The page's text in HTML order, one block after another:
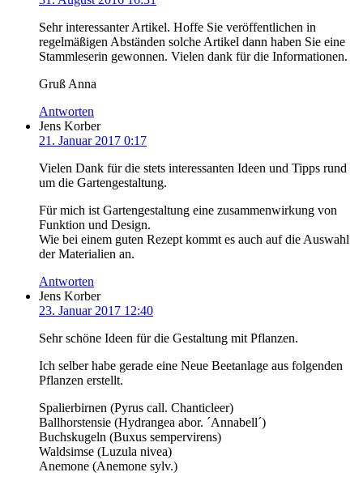
Sehr interessanter Artikel. Hoffe Sie veröffentlichen in
regelmäßigen Abständen solche Artikel dann haben Sie eine
Stammleserin gewonnen. Vielen dank für die Informationen.
Gruß Anna
Antworten
Jens Korber
21. Januar 2017 0:17
Vielen Dank für die stets interessanten Ideen und Tipps rund
um die Gartengestaltung.
Für mich ist Gartengestaltung eine zusammenwirkung von
Funktion und Design.
Wie bei einem guten Rezept kommt es auch auf die Auswahl
der Materialien an.
Antworten
Jens Korber
23. Januar 2017 12:40
Sehr schöne Ideen für die Gestaltung mit Pflanzen.
Ich selber habe gerade eine Neue Beetanlage aus folgenden
Pflanzen erstellt.
Spalierbirnen (Pyrus call. Chanticleer)
Ballhorstensie (Hydrangea abor. ´Annabell´)
Buchskugeln (Buxus sempervirens)
Waldsimse (Luzula nivea)
Anemone (Anemone sylv.)